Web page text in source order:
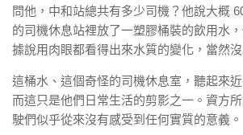
問他，中和站總共有多少司機？他說大概
的司機休息站裡放了一塑膠桶裝的飲用水
據說用肉眼都看得出來水質的變化，當然沒
這桶水、這個奇怪的司機休息室，聽起來
而這只是他們日常生活的剪影之一。資方
駛們似乎從來沒有感受到任何實質的意義。